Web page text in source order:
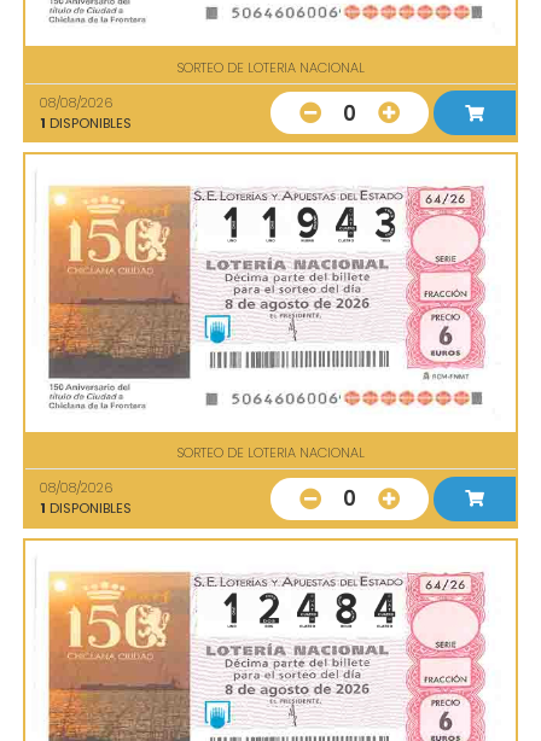
SORTEO DE LOTERIA NACIONAL
08/08/2026
1 DISPONIBLES 0
SORTEO DE LOTERIA NACIONAL
08/08/2026
1 DISPONIBLES 0